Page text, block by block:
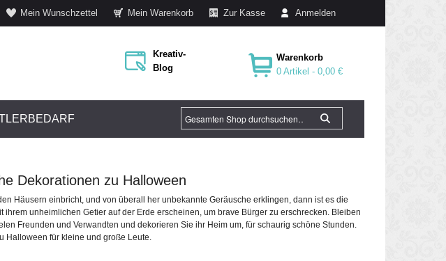
Mein Wunschzettel Mein Warenkorb Zur Kasse Anmelden
Kreativ-
Blog
Warenkorb
0 Artikel -0,00 €
Dekorationen zu Halloween
Häusern einbricht, und von überall her unbekannte Geräusche erklingen, dann ist es die
ihrem unheimlichen Getier auf der Erde erscheinen, um brave Bürger zu erschrecken. Bleiben
Freunden und Verwandten und dekorieren Sie ihr Heim um, für schaurig schöne Stunden.
Halloween für kleine und große Leute.